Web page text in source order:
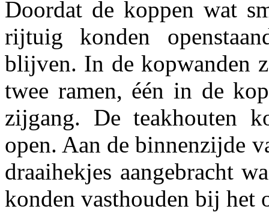
Doordat de koppen wat
rijtuig konden
blijven. In de kopwanden
twee ramen, één in de
zijgang. De teakhouten
open. Aan de binnenzijde
draaihekjes aangebracht
konden vasthouden bij het